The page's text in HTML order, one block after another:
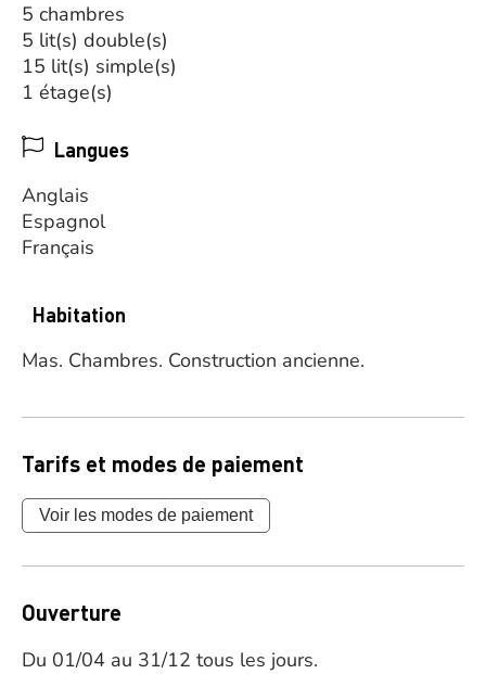
5 chambres
5 lit(s) double(s)
15 lit(s) simple(s)
1 étage(s)
Langues
Anglais
Espagnol
Français
Habitation
Mas. Chambres. Construction ancienne.
Tarifs et modes de paiement
Voir les modes de paiement
Ouverture
Du 01/04 au 31/12 tous les jours.